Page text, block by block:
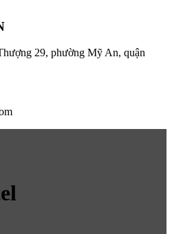
29, phường Mỹ An, quận